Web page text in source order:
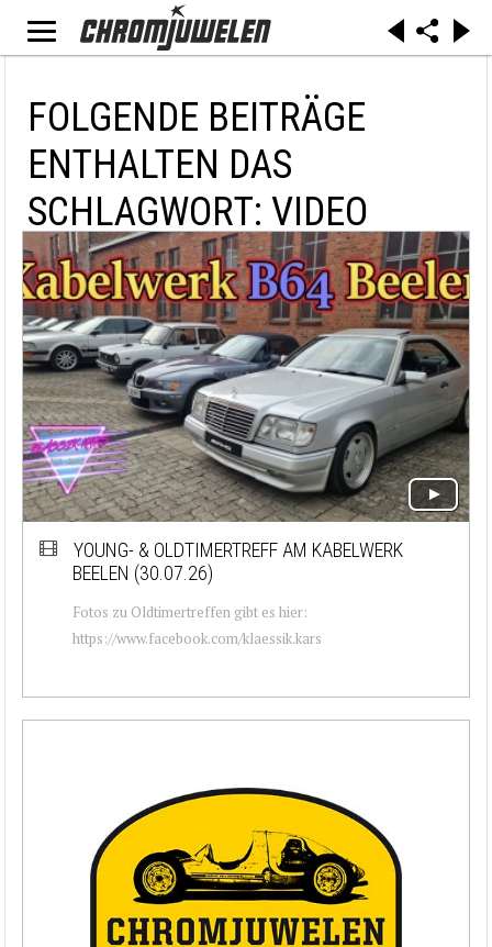
FOLGENDE BEITRÄGE
ENTHALTEN DAS
SCHLAGWORT: VIDEO
YOUNG- & OLDTIMERTREFF AM KABELWERK
BEELEN (30.07.26)
Fotos zu Oldtimertreffen gibt es hier:
https://www.facebook.com/klaessik.kars